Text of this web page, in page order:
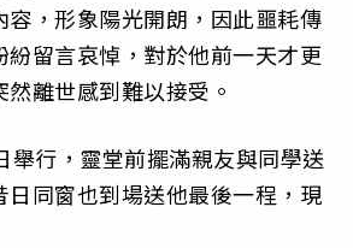
容，形象陽光開朗，因此噩耗傳
紛留言哀悼，對於他前一天才更
離世感到難以接受。
舉行，靈堂前擺滿親友與同學送
日同窗也到場送他最後一程，現